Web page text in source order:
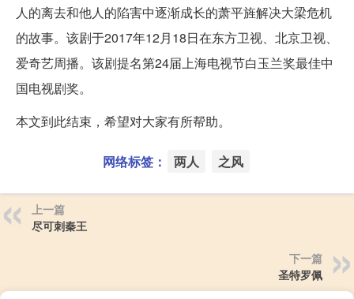
人的离去和他人的陷害中逐渐成长的萧平旌解决大梁危机
的故事。该剧于2017年12月18日在东方卫视、北京卫视、
爱奇艺周播。该剧提名第24届上海电视节白玉兰奖最佳中
国电视剧奖。
本文到此结束，希望对大家有所帮助。
网络标签： 两人 之风
上一篇
尽可刺秦王
下一篇
圣特罗佩